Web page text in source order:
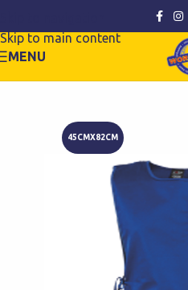
Skip to main content
MENU
45CMX82CM